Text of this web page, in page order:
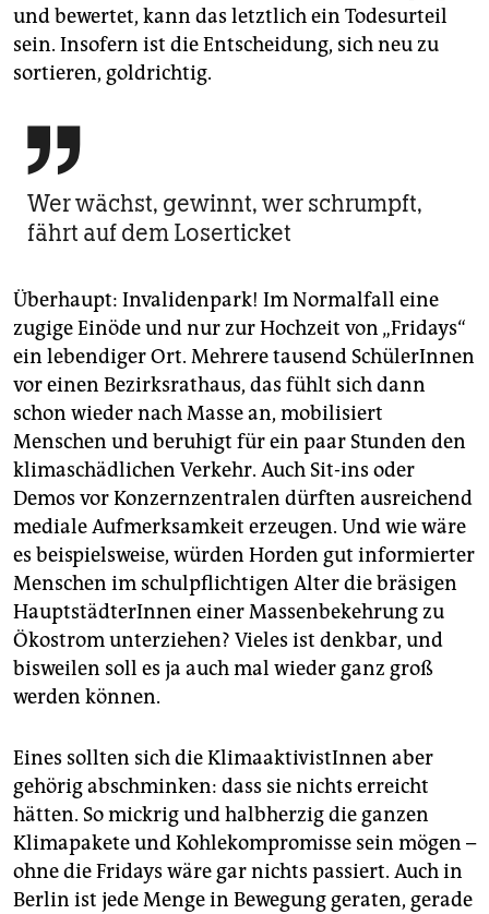
und bewertet, kann das letztlich ein Todesurteil
sein. Insofern ist die Entscheidung, sich neu zu
sortieren, goldrichtig.

Wer wächst, gewinnt, wer schrumpft,
fährt auf dem Loserticket
Überhaupt: Invalidenpark! Im Normalfall eine
zugige Einöde und nur zur Hochzeit von „Fridays“
ein lebendiger Ort. Mehrere tausend SchülerInnen
vor einen Bezirksrathaus, das fühlt sich dann
schon wieder nach Masse an, mobilisiert
Menschen und beruhigt für ein paar Stunden den
klimaschädlichen Verkehr. Auch Sit-ins oder
Demos vor Konzernzentralen dürften ausreichend
mediale Aufmerksamkeit erzeugen. Und wie wäre
es beispielsweise, würden Horden gut informierter
Menschen im schulpflichtigen Alter die bräsigen
HauptstädterInnen einer Massenbekehrung zu
Ökostrom unterziehen? Vieles ist denkbar, und
bisweilen soll es ja auch mal wieder ganz groß
werden können.
Eines sollten sich die KlimaaktivistInnen aber
gehörig abschminken: dass sie nichts erreicht
hätten. So mickrig und halbherzig die ganzen
Klimapakete und Kohlekompromisse sein mögen –
ohne die Fridays wäre gar nichts passiert. Auch in
Berlin ist jede Menge in Bewegung geraten, gerade